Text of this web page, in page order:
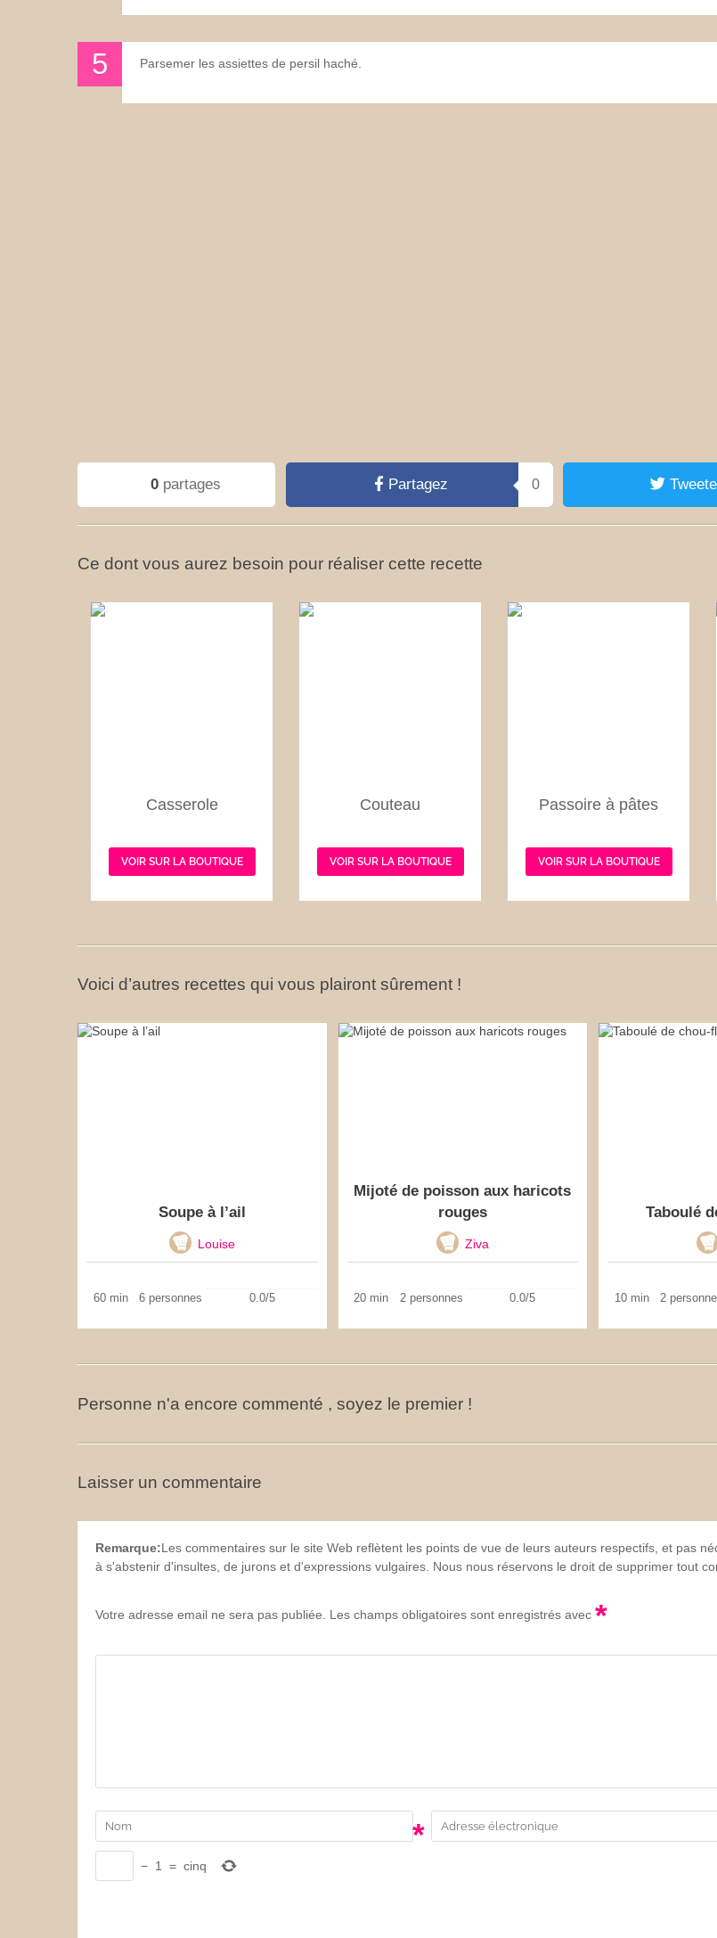
Parsemer les assiettes de persil haché.
0partages Partagez 0
Ce dont vous aurez besoin pour réaliser cette recette
Casserole
VOIR SUR LA BOUTIQUE
Couteau
VOIR SUR LA BOUTIQUE
Passoire à pâtes
VOIR SUR LA BOUTIQUE
Voici d’autres recettes qui vous plairont sûrement !
Soupe à l’ail
Louise
60 min 6 personnes 0.0/5
Mijoté de poisson aux haricots
rouges
Ziva
20 min 2 personnes 0.0/5
Taboulé
10 min 2
Personne n'a encore commenté , soyez le premier !
Laisser un commentaire
Remarque:Les commentaires sur le site Web reflètent les points de vue de leurs auteurs respectifs, et pas
à s'abstenir d'insultes, de jurons et d'expressions vulgaires. Nous nous réservons le droit de supprimer tout
Votre adresse email ne sera pas publiée. Les champs obligatoires sont enregistrés avec *
*
− 1 = cinq